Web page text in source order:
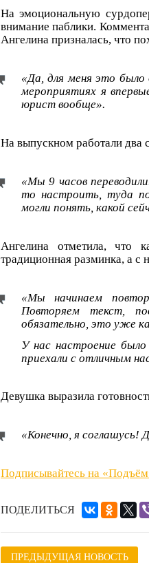
На эмоциональную
внимание паблики.
Ангелина призналась, что
«Да, для меня это
мероприятиях я
юрист вообще».
На выпускном работали два
«Мы 9 часов
то настроить, туда
могли понять, какой
Ангелина отметила, что
традиционная разминка, а с
«Мы начинаем
Повторяем текст,
обязательно, это уже
У нас настроение
приехали с отличным
Девушка выразила
«Конечно, я
Подписывайтесь на
ПОДЕЛИТЬСЯ
ПРЕДЫДУЩАЯ НОВОСТЬ